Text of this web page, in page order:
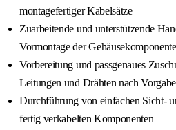
montagefertiger Kabelsätze
Zuarbeitende und unterstützende
Vormontage der
Vorbereitung und passgenaues
Leitungen und Drähten nach Vorgabe
Durchführung von einfachen Sicht-
fertig verkabelten Komponenten